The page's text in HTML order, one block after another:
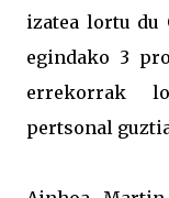
izatea lortu du
egindako 3
errekorrak
pertsonal